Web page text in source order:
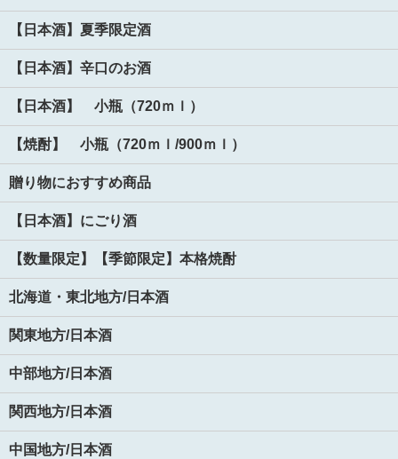
【日本酒】夏季限定酒
【日本酒】辛口のお酒
【日本酒】 小瓶（720ｍｌ）
【焼酎】 小瓶（720ｍｌ/900ｍｌ）
贈り物におすすめ商品
【日本酒】にごり酒
【数量限定】【季節限定】本格焼酎
北海道・東北地方/日本酒
関東地方/日本酒
中部地方/日本酒
関西地方/日本酒
中国地方/日本酒